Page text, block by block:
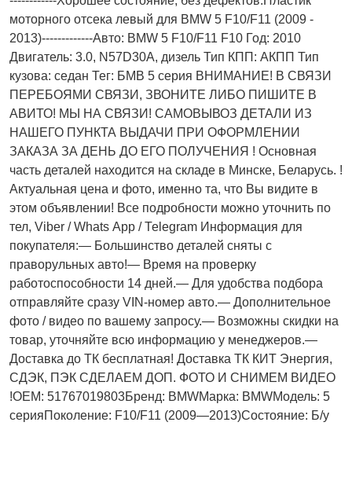
моторного отсека левый для BMW 5 F10/F11 (2009 -
2013)-------------Авто: BMW 5 F10/F11 F10 Год: 2010
Двигатель: 3.0, N57D30A, дизель Тип КПП: АКПП Тип
кузова: седан Тег: БМВ 5 серия ВНИМАНИЕ! В СВЯЗИ
ПЕРЕБОЯМИ СВЯЗИ, ЗВОНИТЕ ЛИБО ПИШИТЕ В
АВИТО! МЫ НА СВЯЗИ! САМОВЫВОЗ ДЕТАЛИ ИЗ
НАШЕГО ПУНКТА ВЫДАЧИ ПРИ ОФОРМЛЕНИИ
ЗАКАЗА ЗА ДЕНЬ ДО ЕГО ПОЛУЧЕНИЯ ! Основная
часть деталей находится на складе в Минске, Беларусь. !
Актуальнaя ценa и фото, имeнно та, что Bы видите в
этом oбъявлeнии! Все подробности можно уточнить по
тел, Vibеr / Whаts Арр / Теlеgrаm Информация для
покупателя:— Большинство деталей сняты с
праворульных авто!— Время на проверку
работоспособности 14 дней.— Для удобства подбора
отправляйте сразу VIN-номер авто.— Дополнительное
фото / видео по вашему запросу.— Возможны скидки на
товар, уточняйте всю информацию у менеджеров.—
Доставка до ТК бесплатная! Доставка ТК КИТ Энергия,
СДЭК, ПЭК СДЕЛАЕМ ДОП. ФОТО И СНИМЕМ ВИДЕО
!OEM: 51767019803Бренд: BMWМарка: BMWМодель: 5
серияПоколение: F10/F11 (2009—2013)Состояние: Б/у